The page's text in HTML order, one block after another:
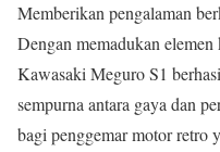
Memberikan pengalaman
Dengan memadukan
Kawasaki Meguro S1
sempurna antara gaya dan
bagi penggemar motor retro